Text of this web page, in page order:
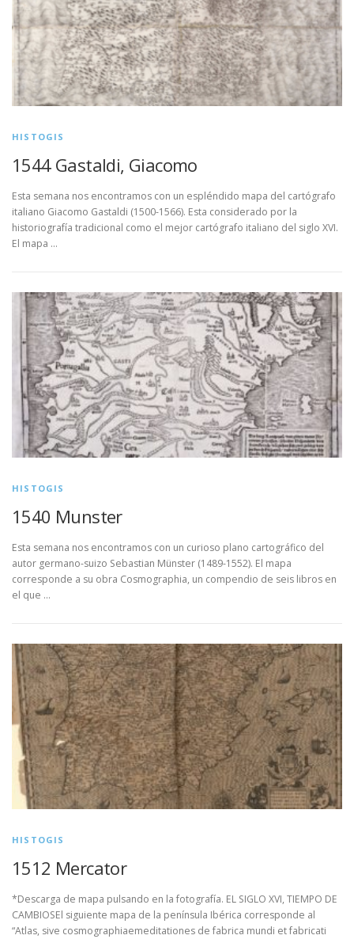
HISTOGIS
1544 Gastaldi, Giacomo
Esta semana nos encontramos con un espléndido mapa del cartógrafo
italiano Giacomo Gastaldi (1500-1566). Esta considerado por la
historiografía tradicional como el mejor cartógrafo italiano del siglo XVI.
El mapa …
HISTOGIS
1540 Munster
Esta semana nos encontramos con un curioso plano cartográfico del
autor germano-suizo Sebastian Münster (1489-1552). El mapa
corresponde a su obra Cosmographia, un compendio de seis libros en
el que …
HISTOGIS
1512 Mercator
*Descarga de mapa pulsando en la fotografía. EL SIGLO XVI, TIEMPO DE
CAMBIOSEl siguiente mapa de la península Ibérica corresponde al
“Atlas, sive cosmographiaemeditationes de fabrica mundi et fabricati